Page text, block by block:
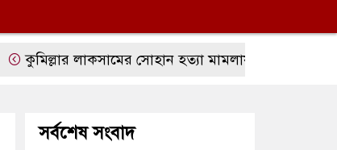
লাকসামের সোহান হত্যা মামলায় মিজানুর রহমানের
সর্বশেষ সংবাদ